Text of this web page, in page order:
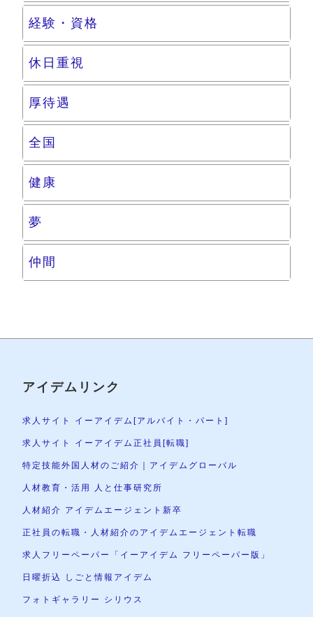
経験・資格
休日重視
厚待遇
全国
健康
夢
仲間
アイデムリンク
求人サイト イーアイデム[アルバイト・パート]
求人サイト イーアイデム正社員[転職]
特定技能外国人材のご紹介｜アイデムグローバル
人材教育・活用 人と仕事研究所
人材紹介 アイデムエージェント新卒
正社員の転職・人材紹介のアイデムエージェント転職
求人フリーペーパー「イーアイデム フリーペーパー版」
日曜折込 しごと情報アイデム
フォトギャラリー シリウス